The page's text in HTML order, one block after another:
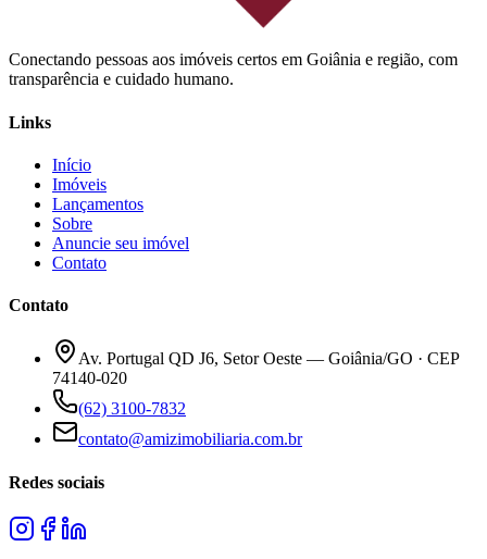
Conectando pessoas aos imóveis certos em Goiânia e região, com
transparência e cuidado humano.
Links
Início
Imóveis
Lançamentos
Sobre
Anuncie seu imóvel
Contato
Contato
Av. Portugal QD J6, Setor Oeste — Goiânia/GO · CEP
74140-020
(62) 3100-7832
contato@amizimobiliaria.com.br
Redes sociais